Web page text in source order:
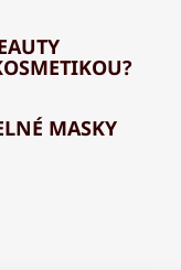
MASKY